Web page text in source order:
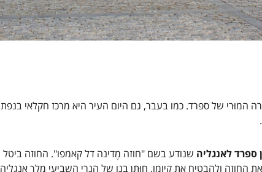
המוּרי של ספרד. כמו בעבר, גם היום העיר היא מרכז חקלאי בנפת
שנודע בשם "חוזה מֶדינה דל קאמפו". החוזה ביטל
החוזה ולהבטיח את קיומו, חוּתן בנו של הנרי השביעי מלך אנגליה